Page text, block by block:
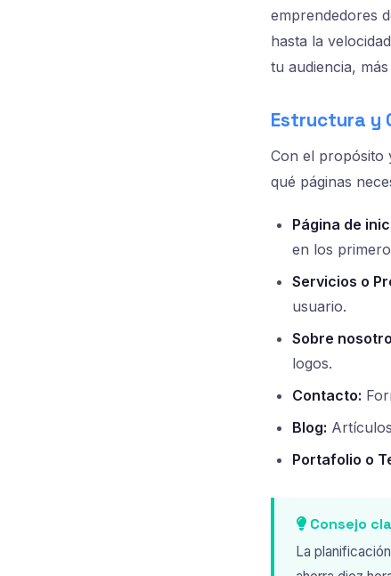
emprendedores
hasta la
tu audiencia,
Estructura y
Con el propósito
qué páginas
Página de
en los
Servicios o
usuario.
Sobre
logos.
Contacto:
Blog:
Portafolio o
Consejo
La